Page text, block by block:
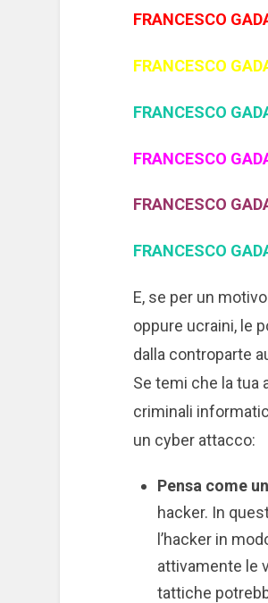
FRANCESCO
FRANCESCO
FRANCESCO
FRANCESCO
FRANCESCO
FRANCESCO
E, se per un
oppure ucraini, le
dalla controparte
Se temi che la tua
criminali
un cyber attacco:
Pensa come
hacker. In
l’hacker in
attivamente le
tattiche